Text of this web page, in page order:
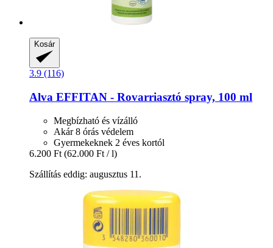
Kosár
3.9 (116)
Alva EFFITAN -​ Rovarriasztó spray, 100 ml
Megbízható és vízálló
Akár 8 órás védelem
Gyermekeknek 2 éves kortól
6.200 Ft (62.000 Ft / l)
Szállítás eddig: augusztus 11.